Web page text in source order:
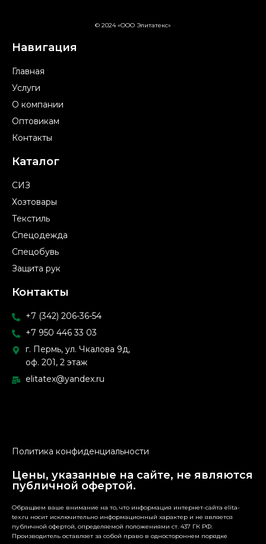
© 2024 «ООО Элитатекс»
Навигация
Главная
Услуги
О компании
Оптовикам
Контакты
Каталог
СИЗ
Хозтовары
Текстиль
Спецодежда
Спецобувь
Защита рук
Контакты
+7 (342) 206-36-54
+7 950 446 33 03
г. Пермь, ул. Чкалова 9д,
оф. 201, 2 этаж
elitatex@yandex.ru
Политика конфиденциальности
Цены, указанные на сайте, не являются
публичной офертой.
Обращаем ваше внимание на то, что информация интернет-сайта elita-
tex.ru носит исключительно информационный характер и не является
публичной офертой, определяемой положениями ст. 437 ГК РФ.
Производитель оставляет за собой право в одностороннем порядке